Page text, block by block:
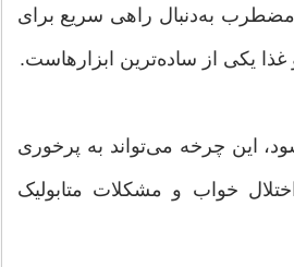
به‌دنبال راهی سریع برای
یکی از ساده‌ترین ابزارهاست.
این چرخه می‌تواند به پرخوری
خواب و مشکلات متابولیک